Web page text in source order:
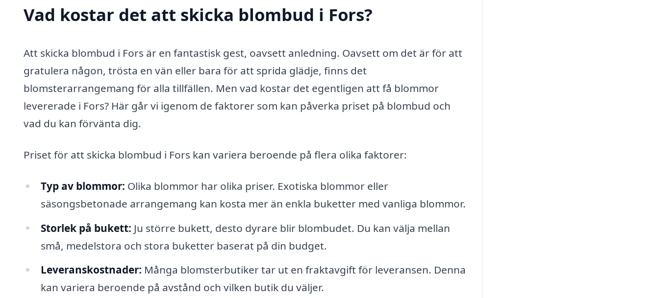
Vad kostar det att skicka blombud i Fors?
Att skicka blombud i Fors är en fantastisk gest, oavsett anledning. Oavsett om det är för att
gratulera någon, trösta en vän eller bara för att sprida glädje, finns det
blomsterarrangemang för alla tillfällen. Men vad kostar det egentligen att få blommor
levererade i Fors? Här går vi igenom de faktorer som kan påverka priset på blombud och
vad du kan förvänta dig.
Priset för att skicka blombud i Fors kan variera beroende på flera olika faktorer:
Typ av blommor: Olika blommor har olika priser. Exotiska blommor eller
säsongsbetonade arrangemang kan kosta mer än enkla buketter med vanliga blommor.
Storlek på bukett: Ju större bukett, desto dyrare blir blombudet. Du kan välja mellan
små, medelstora och stora buketter baserat på din budget.
Leveranskostnader: Många blomsterbutiker tar ut en fraktavgift för leveransen. Denna
kan variera beroende på avstånd och vilken butik du väljer.